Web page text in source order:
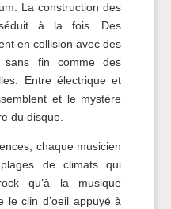
La construction des
à la fois. Des
en collision avec des
fin comme des
Entre électrique et
et le mystère
du disque.
chaque musicien
de climats qui
qu’à la musique
le clin d’oeil appuyé à